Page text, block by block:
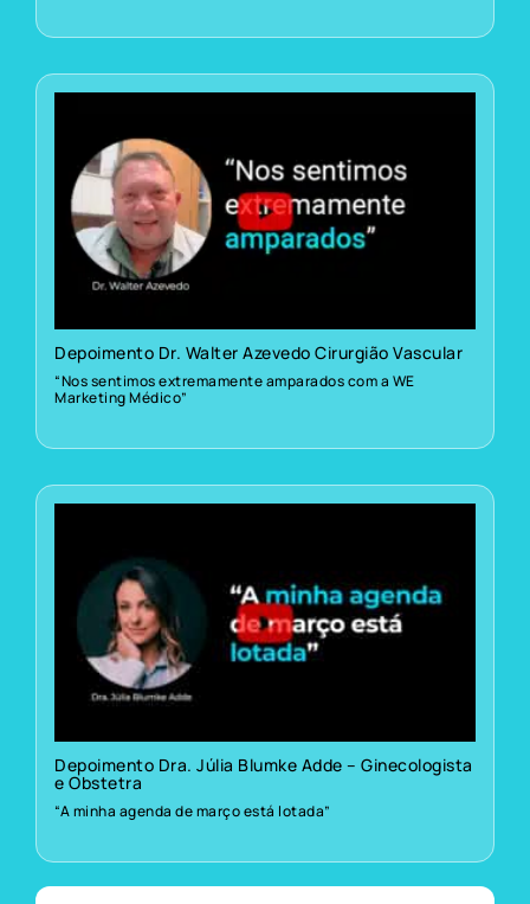
Depoimento Dr. Walter Azevedo Cirurgião Vascular
“Nos sentimos extremamente amparados com a WE
Marketing Médico”
Depoimento Dra. Júlia Blumke Adde – Ginecologista
e Obstetra
“A minha agenda de março está lotada”